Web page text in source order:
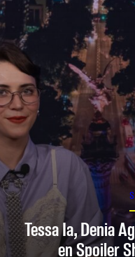
Tessa Ia, Denia
en Spoiler